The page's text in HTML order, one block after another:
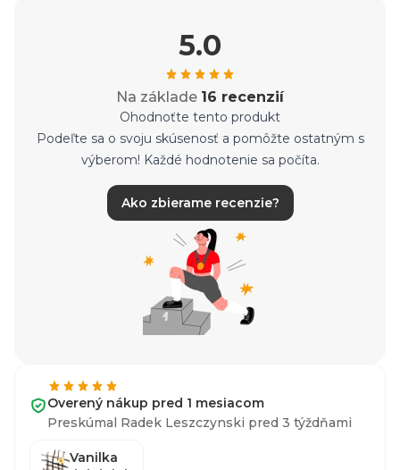
5.0
Na základe 16 recenzií
Ohodnoťte tento produkt
Podeľte sa o svoju skúsenosť a pomôžte ostatným s
výberom! Každé hodnotenie sa počíta.
Ako zbierame recenzie?
Overený nákup pred 1 mesiacom
Preskúmal Radek Leszczynski pred 3 týždňami
Vanilka